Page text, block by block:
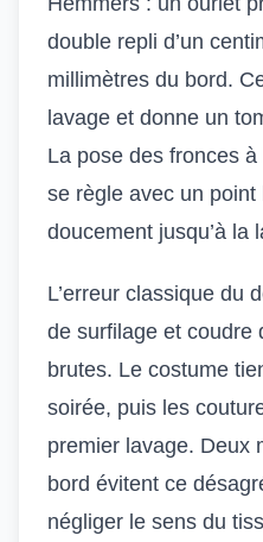
double repli d’un
millimètres du bord.
lavage et donne un
La pose des fronces à
se règle avec un
doucement jusqu’à la
L’erreur classique du
de surfilage et coudre
brutes. Le costume
soirée, puis les
premier lavage. Deux
bord évitent ce
négliger le sens du